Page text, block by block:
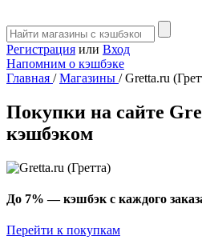
Регистрация или Вход
Напомним о кэшбэке
Главная / Магазины / Gretta.ru
Покупки на сайте
кэшбэком
До 7% — кэшбэк с каждого
Перейти к покупкам